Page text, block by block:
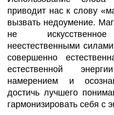
приводит нас к слову
вызвать недоумение.
не искусственное
неестественными
совершенно
естественной
намерением и
достичь лучшего
гармонизировать себя с